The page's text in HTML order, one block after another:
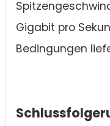
Gigabit pro
Bedingungen